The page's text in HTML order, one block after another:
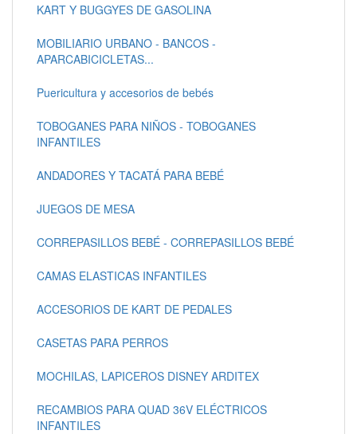
KART Y BUGGYES DE GASOLINA
MOBILIARIO URBANO - BANCOS -
APARCABICICLETAS...
Puericultura y accesorios de bebés
TOBOGANES PARA NIÑOS - TOBOGANES
INFANTILES
ANDADORES Y TACATÁ PARA BEBÉ
JUEGOS DE MESA
CORREPASILLOS BEBÉ - CORREPASILLOS BEBÉ
CAMAS ELASTICAS INFANTILES
ACCESORIOS DE KART DE PEDALES
CASETAS PARA PERROS
MOCHILAS, LAPICEROS DISNEY ARDITEX
RECAMBIOS PARA QUAD 36V ELÉCTRICOS
INFANTILES